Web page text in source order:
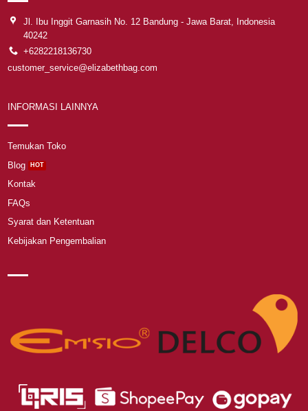
Jl. Ibu Inggit Garnasih No. 12 Bandung - Jawa Barat, Indonesia
40242
+6282218136730
customer_service@elizabethbag.com
INFORMASI LAINNYA
Temukan Toko
Blog
Kontak
FAQs
Syarat dan Ketentuan
Kebijakan Pengembalian